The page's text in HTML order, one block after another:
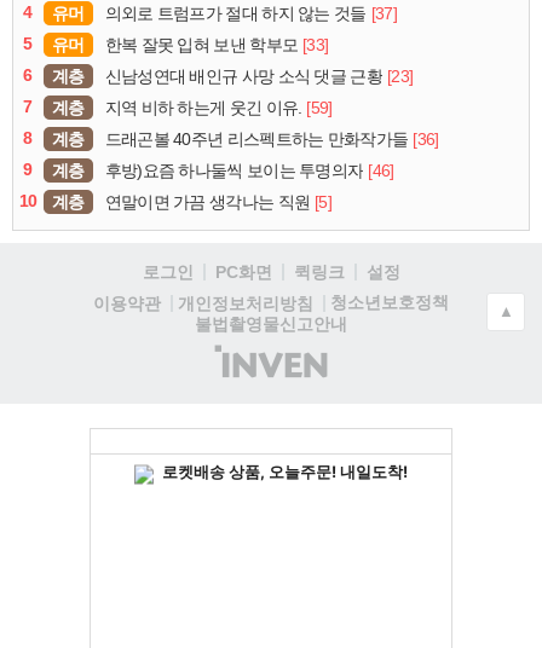
4
유머 의외로 트럼프가 절대 하지 않는 것들 [37]
5
유머 한복 잘못 입혀 보낸 학부모 [33]
6
계층 신남성연대 배인규 사망 소식 댓글 근황 [23]
7
계층 지역 비하 하는게 웃긴 이유. [59]
8
계층 드래곤볼 40주년 리스펙트하는 만화작가들 [36]
9
계층 후방)요즘 하나둘씩 보이는 투명의자 [46]
10
계층 연말이면 가끔 생각나는 직원 [5]
로그인 PC화면 퀵링크
설정
이용약관
개인정보처리방침
청소년보호정책
불법촬영물신고안내
(주)
인
▲